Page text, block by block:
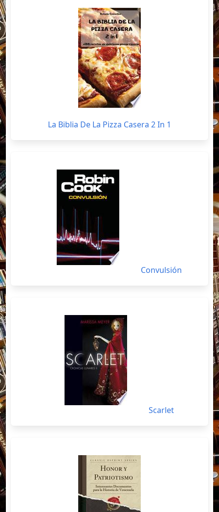
La Biblia De La Pizza Casera 2 In 1
Convulsión
Scarlet